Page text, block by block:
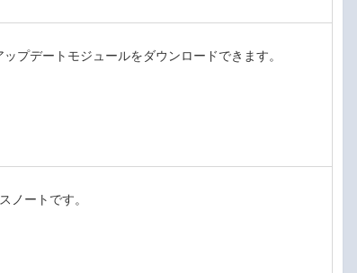
プデートモジュールをダウンロードできます。
ノートです。